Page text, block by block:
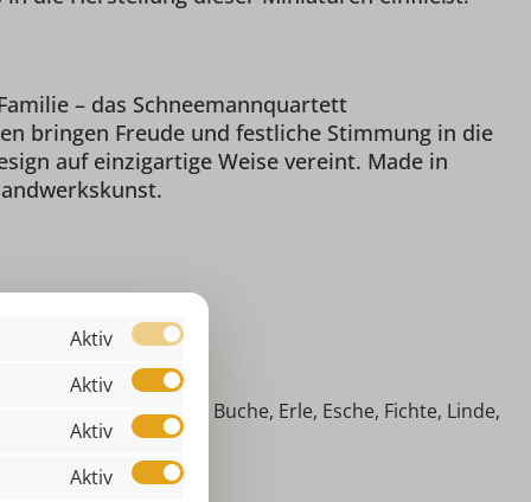
– das Schneemannquartett
bringen Freude und festliche Stimmung in die
auf einzigartige Weise vereint. Made in
Hölzer (Ahorn, Buche, Erle, Esche, Fichte, Linde,
Aktiv
Aktiv
Aktiv
Aktiv